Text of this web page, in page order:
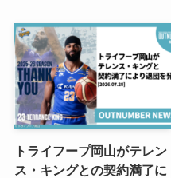
トライフープ岡山がテレン
ス・キングとの契約満了に